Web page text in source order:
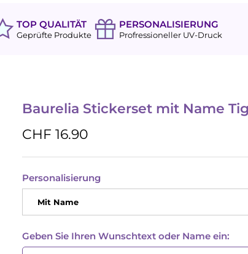
TOP QUALITÄT
Geprüfte Produkte
PERSONALISIERUNG
Profressioneller UV-Druck
Baurelia Stickerset mit Name
CHF 16.90
Personalisierung
Mit Name
Geben Sie Ihren Wunschtext oder Name ein: